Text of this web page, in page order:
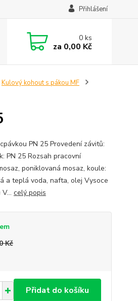
Přihlášení
0ks
za 0,00 Kč
Kulový kohout s pákou MF
PN 25 Provedení závitů:
PN 25 Rozsah pracovní
poniklovaná mosaz, koule:
a teplá voda, nafta, olej Vysoce
celý popis
Kč
Přidat do košíku